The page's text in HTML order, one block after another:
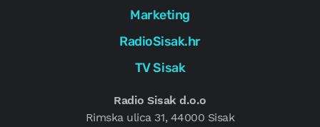
Marketing
RadioSisak.hr
TV Sisak
Radio Sisak d.o.o
Rimska ulica 31, 44000 Sisak